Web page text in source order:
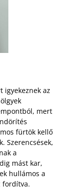
igyekeznek az
mert
fürtök kellő
Szerencsések,
a
mást kar,
hullámos a
fordítva.